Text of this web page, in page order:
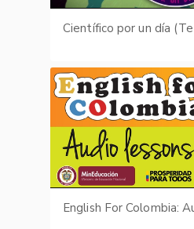
Científico por un día
English For Colombia: